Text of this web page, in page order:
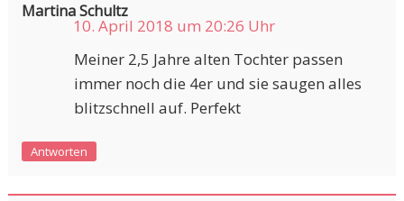
Martina Schultz
10. April 2018 um 20:26 Uhr
Meiner 2,5 Jahre alten Tochter passen
immer noch die 4er und sie saugen alles
blitzschnell auf. Perfekt
Antworten